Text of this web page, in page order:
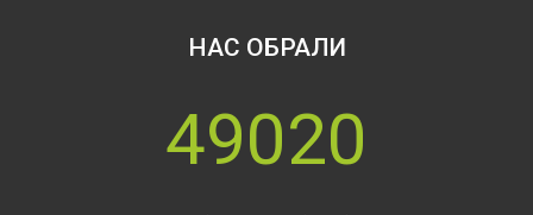
НАС ОБРАЛИ
49020